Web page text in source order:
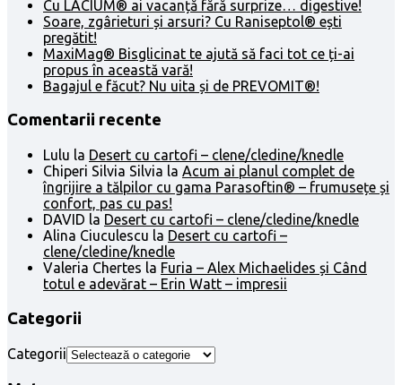
Cu LACIUM® ai vacanță fără surprize… digestive!
Soare, zgârieturi și arsuri? Cu Raniseptol® ești
pregătit!
MaxiMag® Bisglicinat te ajută să faci tot ce ți-ai
propus în această vară!
Bagajul e făcut? Nu uita și de PREVOMIT®!
Comentarii recente
Lulu la Desert cu cartofi – clene/cledine/knedle
Chiperi Silvia Silvia la Acum ai planul complet de
îngrijire a tălpilor cu gama Parasoftin® – frumusețe și
confort, pas cu pas!
DAVID la Desert cu cartofi – clene/cledine/knedle
Alina Ciuculescu la Desert cu cartofi –
clene/cledine/knedle
Valeria Chertes la Furia – Alex Michaelides și Când
totul e adevărat – Erin Watt – impresii
Categorii
Categorii